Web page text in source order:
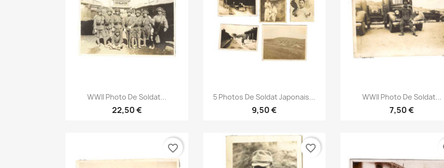
Aperçu rapide
WWII Photo De Soldat...
22,50 €
Aperçu rapide
5 Photos De Soldat Japonais...
9,50 €
Aperçu rapide
WWII Photo De Soldat...
7,50 €
favorite_border favorite_border